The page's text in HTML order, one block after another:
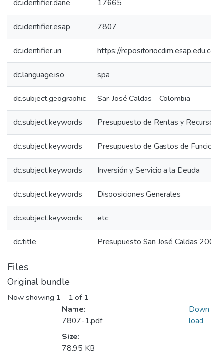
dc.identifier.dane 17665
dc.identifier.esap 7807
dc.identifier.uri https://
dc.language.iso spa
dc.subject.geographic San José Caldas - Colombia
dc.subject.keywords Presupuesto de Rentas y
dc.subject.keywords Presupuesto de Gastos de
dc.subject.keywords Inversión y Servicio a la Deuda
dc.subject.keywords Disposiciones Generales
dc.subject.keywords etc
dc.title Presupuesto San José Caldas
Files
Original bundle
Now showing 1 - 1 of 1
Name:
7807-1.pdf
Size:
78.95 KB
Down
load